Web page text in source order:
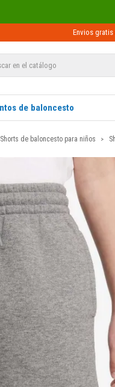
Envios gratis
de baloncesto
Shorts de baloncesto para niños